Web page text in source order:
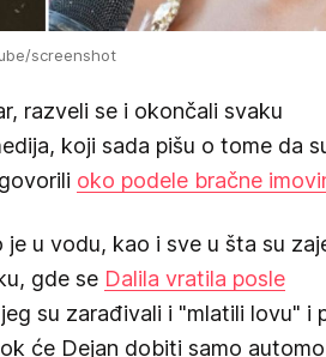
screenshot
razveli se i okončali svaku
koji sada pišu o tome da
oko podele bračne
u vodu, kao i sve u šta su
gde se Dalila vratila posle
su zarađivali i "mlatili lovu" i
će Dejan dobiti samo